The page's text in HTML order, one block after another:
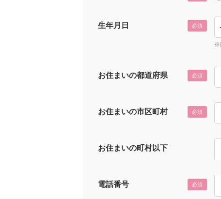
生年月日 必須
※
お住まいの都道府県 必須
お住まいの市区町村 必須
お住まいの町村以下
電話番号 必須